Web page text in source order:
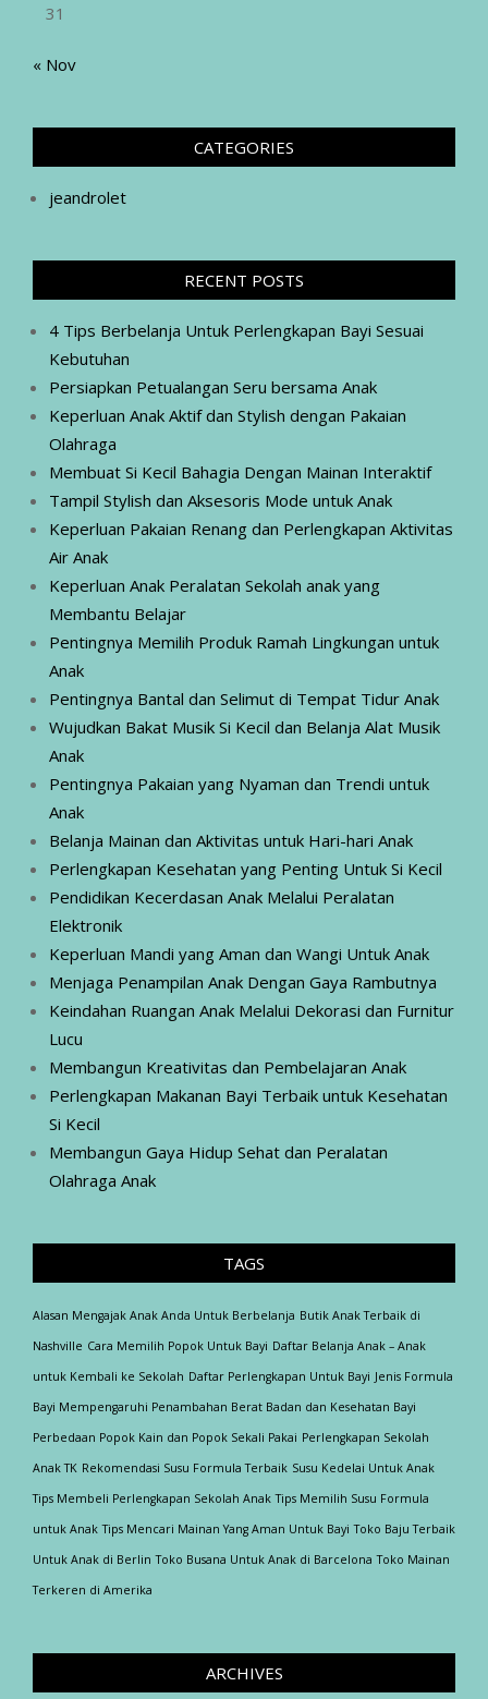
31
« Nov
CATEGORIES
jeandrolet
RECENT POSTS
4 Tips Berbelanja Untuk Perlengkapan Bayi Sesuai
Kebutuhan
Persiapkan Petualangan Seru bersama Anak
Keperluan Anak Aktif dan Stylish dengan Pakaian
Olahraga
Membuat Si Kecil Bahagia Dengan Mainan Interaktif
Tampil Stylish dan Aksesoris Mode untuk Anak
Keperluan Pakaian Renang dan Perlengkapan Aktivitas
Air Anak
Keperluan Anak Peralatan Sekolah anak yang
Membantu Belajar
Pentingnya Memilih Produk Ramah Lingkungan untuk
Anak
Pentingnya Bantal dan Selimut di Tempat Tidur Anak
Wujudkan Bakat Musik Si Kecil dan Belanja Alat Musik
Anak
Pentingnya Pakaian yang Nyaman dan Trendi untuk
Anak
Belanja Mainan dan Aktivitas untuk Hari-hari Anak
Perlengkapan Kesehatan yang Penting Untuk Si Kecil
Pendidikan Kecerdasan Anak Melalui Peralatan
Elektronik
Keperluan Mandi yang Aman dan Wangi Untuk Anak
Menjaga Penampilan Anak Dengan Gaya Rambutnya
Keindahan Ruangan Anak Melalui Dekorasi dan Furnitur
Lucu
Membangun Kreativitas dan Pembelajaran Anak
Perlengkapan Makanan Bayi Terbaik untuk Kesehatan
Si Kecil
Membangun Gaya Hidup Sehat dan Peralatan
Olahraga Anak
TAGS
Alasan Mengajak Anak Anda Untuk Berbelanja Butik Anak Terbaik di
Nashville Cara Memilih Popok Untuk Bayi Daftar Belanja Anak – Anak
untuk Kembali ke Sekolah Daftar Perlengkapan Untuk Bayi Jenis Formula
Bayi Mempengaruhi Penambahan Berat Badan dan Kesehatan Bayi
Perbedaan Popok Kain dan Popok Sekali Pakai Perlengkapan Sekolah
Anak TK Rekomendasi Susu Formula Terbaik Susu Kedelai Untuk Anak
Tips Membeli Perlengkapan Sekolah Anak Tips Memilih Susu Formula
untuk Anak Tips Mencari Mainan Yang Aman Untuk Bayi Toko Baju Terbaik
Untuk Anak di Berlin Toko Busana Untuk Anak di Barcelona Toko Mainan
Terkeren di Amerika
ARCHIVES